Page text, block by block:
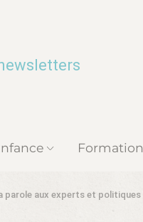
Formation
parole aux experts et politiques